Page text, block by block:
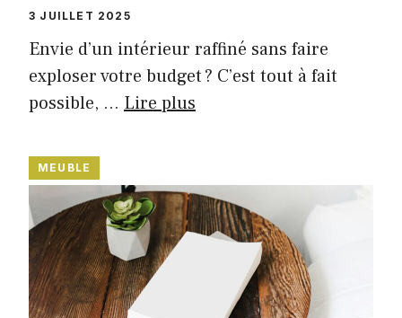
3 JUILLET 2025
Envie d’un intérieur raffiné sans faire
exploser votre budget ? C’est tout à fait
possible, … Lire plus
MEUBLE